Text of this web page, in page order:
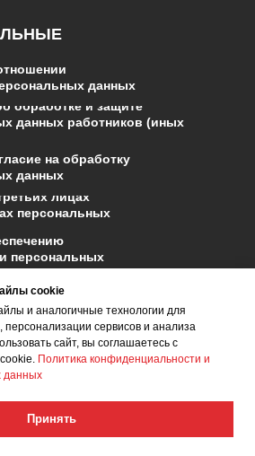
данных
обработке и защите
данных работников (иных
и безопасность
за обработку
данных
персональных
на
лицах
персональных
на обработку
данных
cookie
и аналогичные технологии для
сервисов и анализа
сайт, вы соглашаетесь с
Политика конфиденциальности и
данных
Принять